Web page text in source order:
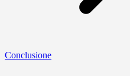
Conclusione